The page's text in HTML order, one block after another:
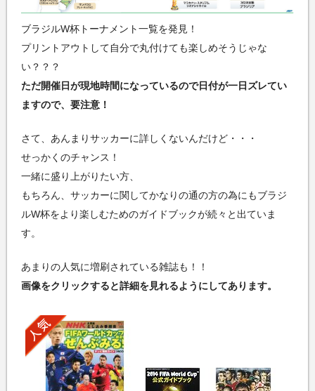
ブラジルW杯トーナメント一覧を発見！
プリントアウトして自分で丸付けても楽しめそうじゃな
い？？？
ただ開催日が現地時間になっているので日付が一日ズレてい
ますので、要注意！
さて、あんまりサッカーに詳しくないんだけど・・・
せっかくのチャンス！
一緒に盛り上がりたい方、
もちろん、サッカーに関してかなりの通の方の為にもブラジ
ルW杯をより楽しむためのガイドブックが続々と出ていま
す。
あまりの人気に増刷されている雑誌も！！
画像をクリックすると詳細を見れるようにしてあります。